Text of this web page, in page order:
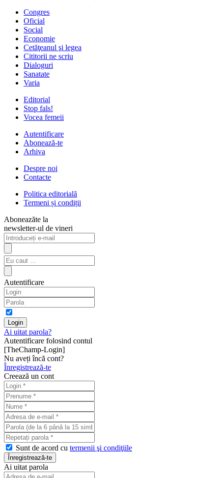
Congres
Oficial
Social
Economie
Cetăţeanul şi legea
Cititorii ne scriu
Dialoguri
Sanatate
Varia
Editorial
Stop fals!
Vocea femeii
Autentificare
Abonează-te
Arhiva
Despre noi
Contacte
Politica editorială
Termeni și condiții
Aboneazăte la
newsletter-ul de vineri
Autentificare
Ai uitat parola?
Autentificare folosind contul
[TheChamp-Login]
Nu aveți încă cont?
Înregistrează-te
Creează un cont
Sunt de acord cu termenii şi condiţiile
Ai uitat parola